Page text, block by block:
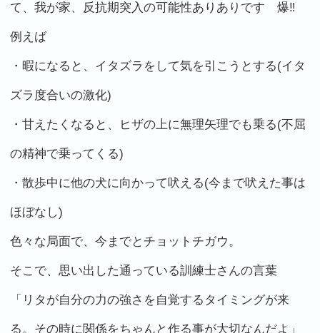
て、我が家、反抗期突入の可能性ありありです 爆‼︎
例えば
・暇になると、イタズラをして気を引こうとする(イタ
ズラ度合いの激化)
・甘えたくなると、ヒザの上に無理矢理でも乗る(不屈
の精神で乗ってくる)
・散歩中に他の犬に向かって吠える(今まで吠えた事は
ほぼなし)
色々な局面で、今までとチョットチガウ。
そこで、思い出した通っている訓練士さんの言葉
「リタが自分の力の強さを自覚するタイミングが来
る。その時に関係をちゃんと作る事が大切なんだよ」